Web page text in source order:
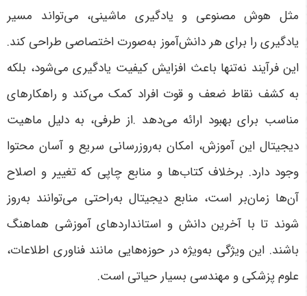
مثل هوش مصنوعی و یادگیری ماشینی، می‌تواند مسیر
یادگیری را برای هر دانش‌آموز به‌صورت اختصاصی طراحی کند.
این فرآیند نه‌تنها باعث افزایش کیفیت یادگیری می‌شود، بلکه
به کشف نقاط ضعف و قوت افراد کمک می‌کند و راهکارهای
مناسب برای بهبود ارائه می‌دهد .از طرفی، به دلیل ماهیت
دیجیتال این آموزش، امکان به‌روزرسانی سریع و آسان محتوا
وجود دارد. برخلاف کتاب‌ها و منابع چاپی که تغییر و اصلاح
آن‌ها زمان‌بر است، منابع دیجیتال به‌راحتی می‌توانند به‌روز
شوند تا با آخرین دانش و استانداردهای آموزشی هماهنگ
باشند. این ویژگی به‌ویژه در حوزه‌هایی مانند فناوری اطلاعات،
علوم پزشکی و مهندسی بسیار حیاتی است.